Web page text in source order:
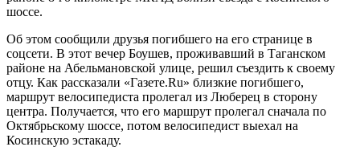
шоссе.
Об этом сообщили друзья погибшего на его странице в
соцсети. В этот вечер Боушев, проживавший в Таганском
районе на Абельмановской улице, решил съездить к своему
отцу. Как рассказали «Газете.Ru» близкие погибшего,
маршрут велосипедиста пролегал из Люберец в сторону
центра. Получается, что его маршрут пролегал сначала по
Октябрьскому шоссе, потом велосипедист выехал на
Косинскую эстакаду.